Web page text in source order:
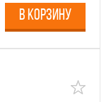
В КОРЗИНУ